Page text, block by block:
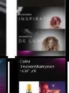
– von
zu